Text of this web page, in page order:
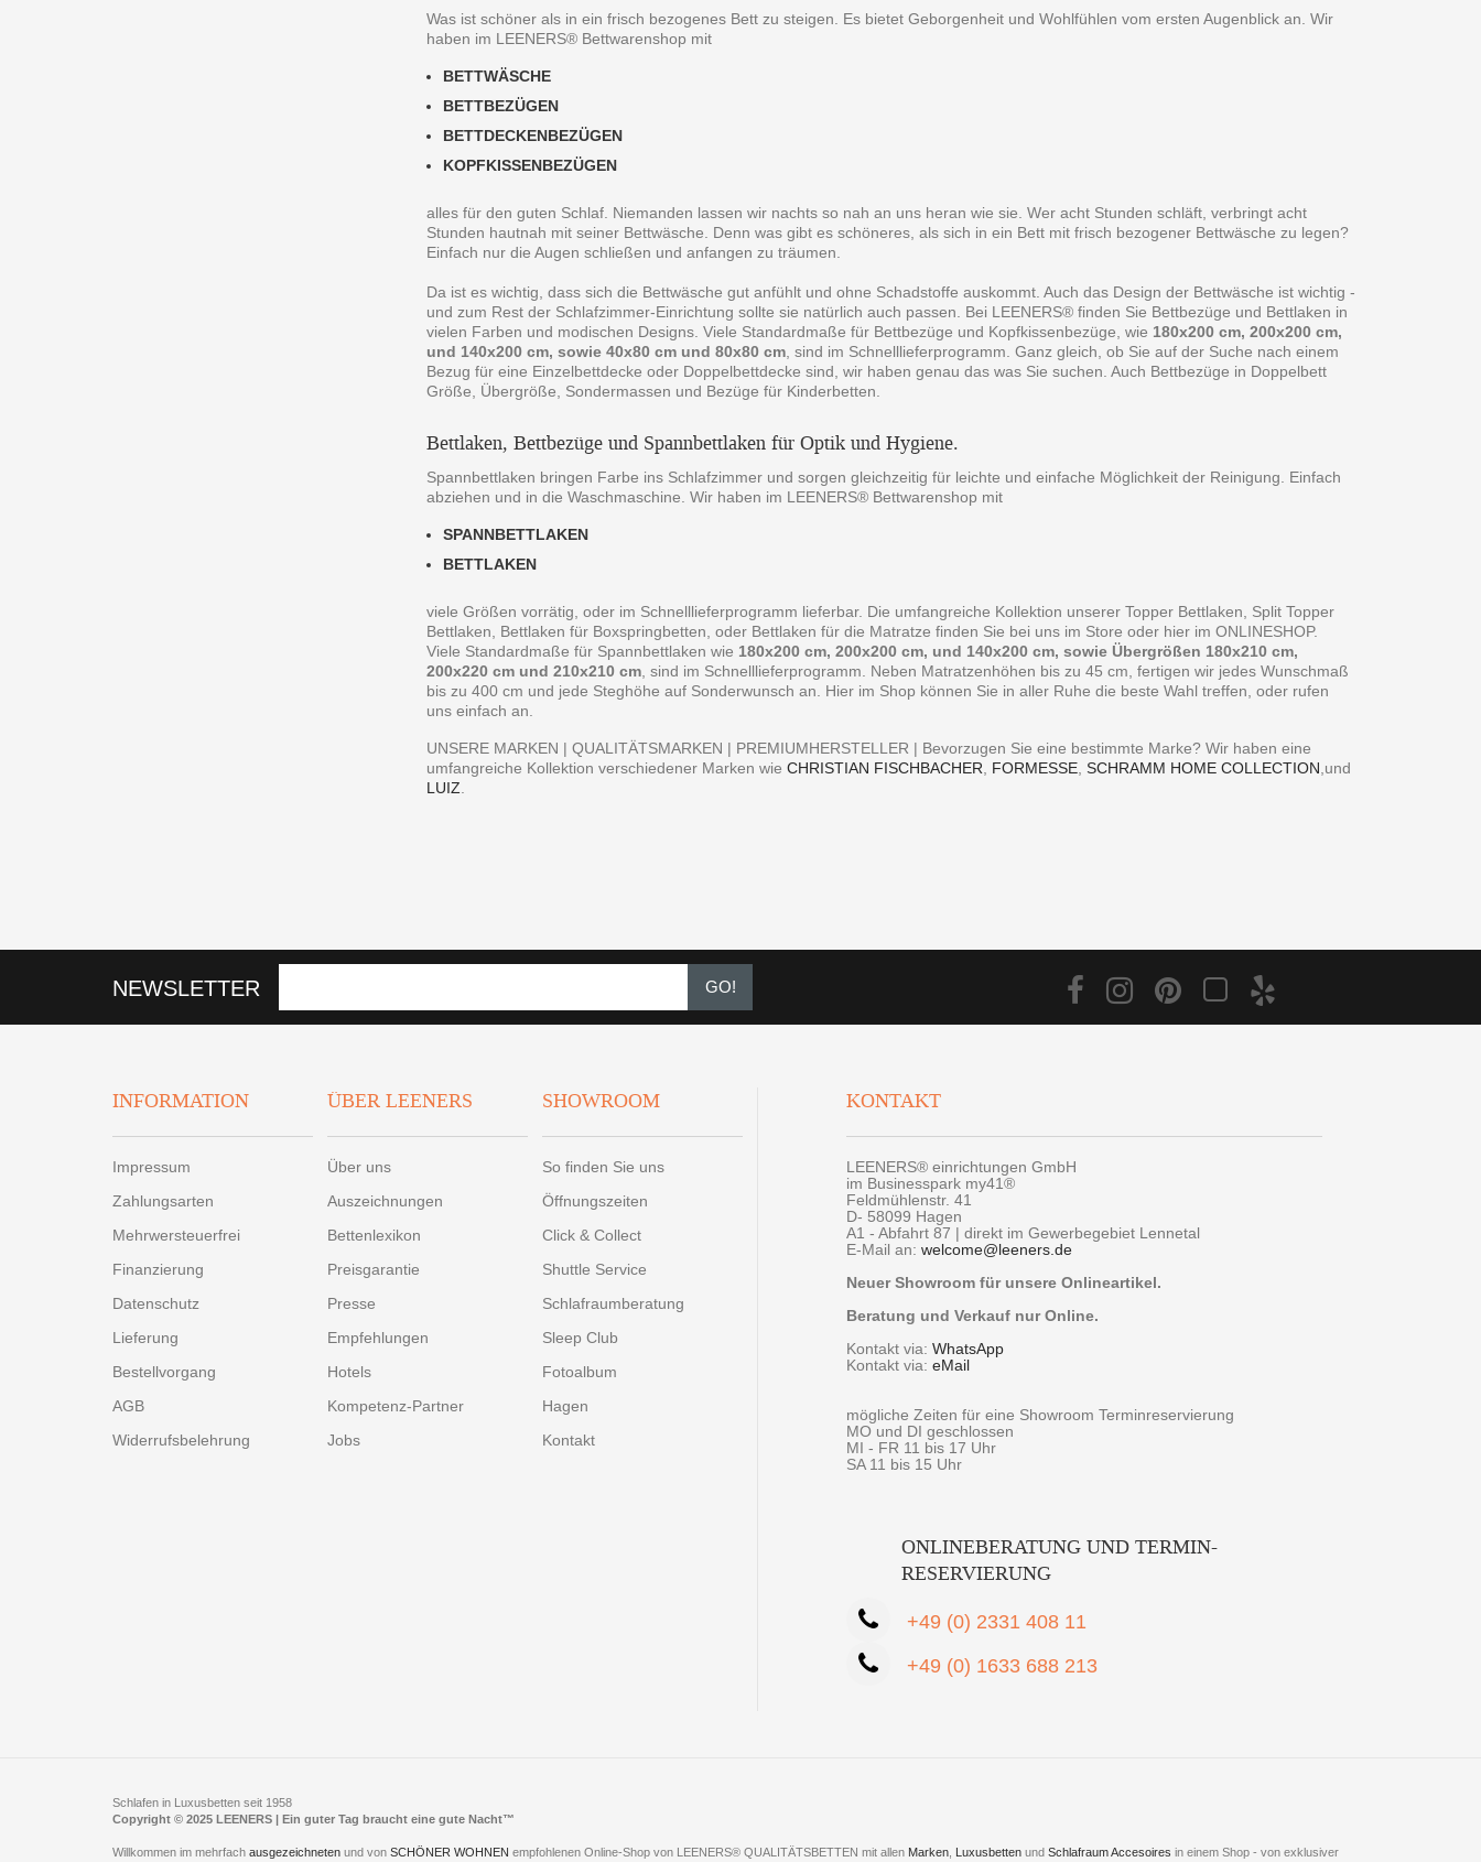
Was ist schöner als in ein frisch bezogenes Bett zu steigen. Es bietet Geborgenheit und Wohlfühlen vom ersten Augenblick an. Wir
haben im LEENERS® Bettwarenshop mit
BETTWÄSCHE
BETTBEZÜGEN
BETTDECKENBEZÜGEN
KOPFKISSENBEZÜGEN
alles für den guten Schlaf. Niemanden lassen wir nachts so nah an uns heran wie sie. Wer acht Stunden schläft, verbringt acht
Stunden hautnah mit seiner Bettwäsche. Denn was gibt es schöneres, als sich in ein Bett mit frisch bezogener Bettwäsche zu legen?
Einfach nur die Augen schließen und anfangen zu träumen.
Da ist es wichtig, dass sich die Bettwäsche gut anfühlt und ohne Schadstoffe auskommt. Auch das Design der Bettwäsche ist wichtig -
und zum Rest der Schlafzimmer-Einrichtung sollte sie natürlich auch passen. Bei LEENERS® finden Sie Bettbezüge und Bettlaken in
vielen Farben und modischen Designs. Viele Standardmaße für Bettbezüge und Kopfkissenbezüge, wie 180x200 cm, 200x200 cm,
und 140x200 cm, sowie 40x80 cm und 80x80 cm, sind im Schnelllieferprogramm. Ganz gleich, ob Sie auf der Suche nach einem
Bezug für eine Einzelbettdecke oder Doppelbettdecke sind, wir haben genau das was Sie suchen. Auch Bettbezüge in Doppelbett
Größe, Übergröße, Sondermassen und Bezüge für Kinderbetten.
Bettlaken, Bettbezüge und Spannbettlaken für Optik und Hygiene.
Spannbettlaken bringen Farbe ins Schlafzimmer und sorgen gleichzeitig für leichte und einfache Möglichkeit der Reinigung. Einfach
abziehen und in die Waschmaschine. Wir haben im LEENERS® Bettwarenshop mit
SPANNBETTLAKEN
BETTLAKEN
viele Größen vorrätig, oder im Schnelllieferprogramm lieferbar. Die umfangreiche Kollektion unserer Topper Bettlaken, Split Topper
Bettlaken, Bettlaken für Boxspringbetten, oder Bettlaken für die Matratze finden Sie bei uns im Store oder hier im ONLINESHOP.
Viele Standardmaße für Spannbettlaken wie 180x200 cm, 200x200 cm, und 140x200 cm, sowie Übergrößen 180x210 cm,
200x220 cm und 210x210 cm, sind im Schnelllieferprogramm. Neben Matratzenhöhen bis zu 45 cm, fertigen wir jedes Wunschmaß
bis zu 400 cm und jede Steghöhe auf Sonderwunsch an. Hier im Shop können Sie in aller Ruhe die beste Wahl treffen, oder rufen
uns einfach an.
UNSERE MARKEN | QUALITÄTSMARKEN | PREMIUMHERSTELLER | Bevorzugen Sie eine bestimmte Marke? Wir haben eine
umfangreiche Kollektion verschiedener Marken wieCHRISTIAN FISCHBACHER, FORMESSE,SCHRAMM HOME COLLECTION,und
LUIZ.
NEWSLETTER GO!
INFORMATION
Impressum
Zahlungsarten
Mehrwersteuerfrei
Finanzierung
Datenschutz
Lieferung
Bestellvorgang
AGB
Widerrufsbelehrung
ÜBER LEENERS
Über uns
Auszeichnungen
Bettenlexikon
Preisgarantie
Presse
Empfehlungen
Hotels
Kompetenz-Partner
Jobs
SHOWROOM
So finden Sie uns
Öffnungszeiten
Click & Collect
Shuttle Service
Schlafraumberatung
Sleep Club
Fotoalbum
Hagen
Kontakt
KONTAKT
LEENERS® einrichtungen GmbH
im Businesspark my41®
Feldmühlenstr. 41
D- 58099 Hagen
A1 - Abfahrt 87 | direkt im Gewerbegebiet Lennetal
E-Mail an: welcome@leeners.de
Neuer Showroom für unsere Onlineartikel.
Beratung und Verkauf nur Online.
Kontakt via: WhatsApp
Kontakt via: eMail
mögliche Zeiten für eine Showroom Terminreservierung
MO und DI geschlossen
MI - FR 11 bis 17 Uhr
SA 11 bis 15 Uhr
ONLINEBERATUNG UND TERMIN-
RESERVIERUNG
+49 (0) 2331 408 11
+49 (0) 1633 688 213
Schlafen in Luxusbetten seit 1958
Copyright © 2025 LEENERS | Ein guter Tag braucht eine gute Nacht™
Willkommen im mehrfach ausgezeichneten und von SCHÖNER WOHNEN empfohlenen Online-Shop von LEENERS® QUALITÄTSBETTEN mit allen Marken Luxusbetten und Schlafraum Accesoires in einem Shop - von exklusiver